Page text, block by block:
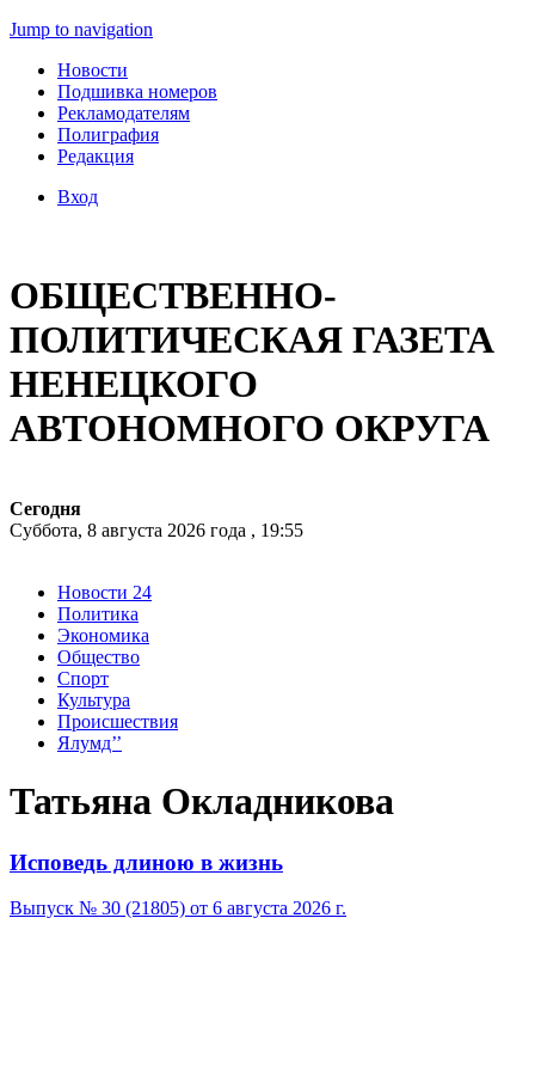
Jump to navigation
Новости
Подшивка номеров
Рекламодателям
Полиграфия
Редакция
Вход
ОБЩЕСТВЕННО-
ПОЛИТИЧЕСКАЯ ГАЗЕТА
НЕНЕЦКОГО
АВТОНОМНОГО ОКРУГА
Сегодня
Суббота, 8 августа 2026 года , 19:55
Новости 24
Политика
Экономика
Общество
Спорт
Культура
Происшествия
Ялумд’’
Татьяна Окладникова
Исповедь длиною в жизнь
Выпуск № 30 (21805) от 6 августа 2026 г.